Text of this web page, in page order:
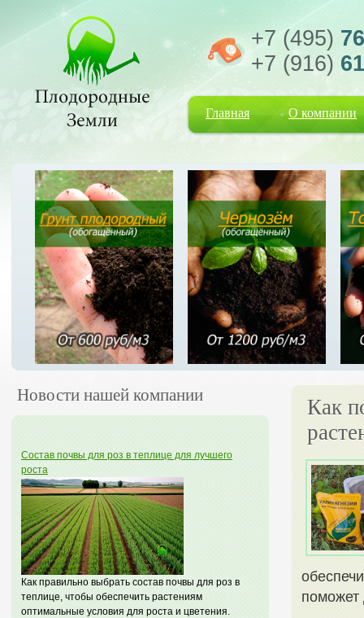
+7 (495)
+7 (916)
Главная О компании
Новости нашей компании
Состав почвы для роз в теплице для лучшего
роста
Как правильно выбрать состав почвы для роз в
теплице, чтобы обеспечить растениям
оптимальные условия для роста и цветения.
Как
поможет